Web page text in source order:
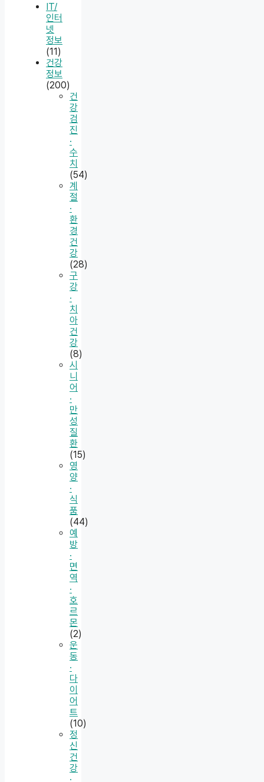
IT/
인터
넷
정보
(11)
건강
정보
(200)
건
강
검
진
·
수
치
(54)
계
절
·
환
경
건
강
(28)
구
강
·
치
아
건
강
(8)
시
니
어
·
만
성
질
환
(15)
영
양
·
식
품
(44)
예
방
·
면
역
·
호
르
몬
(2)
운
동
·
다
이
어
트
(10)
정
신
건
강
·